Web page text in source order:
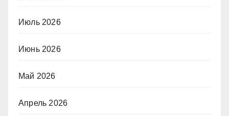
Июль 2026
Июнь 2026
Май 2026
Апрель 2026